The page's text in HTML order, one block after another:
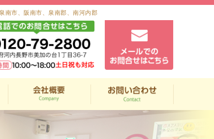
南市、阪南市、泉南郡、南河内郡